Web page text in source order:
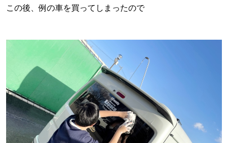
この後、例の車を買ってしまったので